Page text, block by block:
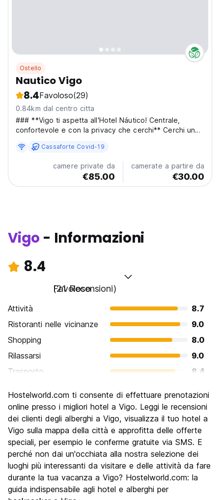
Ostello
Nautico Vigo
8.4Favoloso(29)
0.84km dal centro citta
### **Vigo ti aspetta all'Hotel Náutico! Centrale,
confortevole e con la privacy che cerchi** Cerchi un
offriamo un'esperienza unica nel cuore di Vigo. I nostri
**letti a castello premium Privacity**,...
Cassaforte Covid-19
camere private da
€85.00
camerate a partire da
€30.00
Vigo - Informazioni
8.4
Favoloso
(21 Recensioni)
Attività
8.7
Ristoranti nelle vicinanze
9.0
Shopping
8.0
Rilassarsi
9.0
Trasporto
8.4
Luoghi di interesse culturale
8.3
Festa / Vita notturna
8.0
Qualita' Prezzo
8.2
Hostelworld.com ti consente di effettuare prenotazioni
online presso i migliori hotel a Vigo. Leggi le recensioni
dei clienti degli alberghi a Vigo, visualizza il tuo hotel a
Vigo sulla mappa della città e approfitta delle offerte
speciali, per esempio le conferme gratuite via SMS. E
perché non dai un'occhiata alla nostra selezione dei
luoghi più interessanti da visitare e delle attività da fare
durante la tua vacanza a Vigo? Hostelworld.com: la
guida indispensabile agli hotel e alberghi per